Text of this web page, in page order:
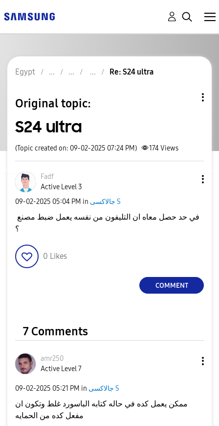
Egypt Re: S24 ultra
Original topic:
S24 ultra
(Topic created on: 09-02-2025 07:24 PM) 174Views
Fadf
Active Level 3
‎09-02-2025 05:04 PM in جالاكسى S
؟
0 Likes
COMMENT
7 Comments
amr250
Active Level 7
‎09-02-2025 05:21 PM in جالاكسى S
ممكن يعمل كده في حاله كتابه الباسورد غلط وتكون ان
مفعل كده من الحمايه